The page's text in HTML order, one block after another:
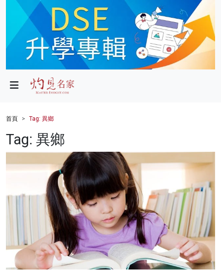
政局
財經
健康
科技
名家榜
灼見活動
首頁 Tag: 異鄉
Tag: 異鄉